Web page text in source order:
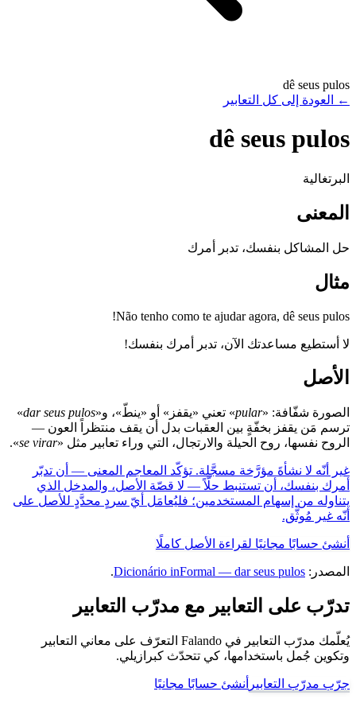
dê seus pulos
←
العودة إلى كل التعابير
dê seus pulos
البرتغالية
المعنى
حل المشاكل بنفسك، تدبر أمرك
مثال
Não tenho como te ajudar agora, dê seus pulos!
لا أستطيع مساعدتك الآن، تدبر أمرك بنفسك!
الأصل
الصورة شفّافة: «pular» تعني «يقفز» أو «ينطّ»، و«dar seus pulos
»
ترسم مَن يقفز بخفّةٍ بين العقبات بدل أن يقف منتظراً العون —
الروح نفسها، روح الحيلة والارتجال، التي وراء تعابير مثل «se virar
».
غير أنّه لا نشأةَ مؤرَّخة مسجَّلة. تؤكّد المعاجم المعنى — أن تدبّر
أمرك بنفسك، أن تستنبط حلّاً — لا قصّة الأصل، والمدخل الذي
يتناوله من إسهام المستخدمين؛ فليُعامَل أيّ سردٍ محدَّدٍ للأصل على
أنّه غير مُوثَّق.
أنشئ حسابًا مجانيًا لقراءة الأصل كاملًا
المصدر: Dicionário inFormal — dar seus pulos
.
تدرّب على التعابير مع مدرّب التعابير
يُعلّمك مدرّب التعابير في Falando التعرّف على معاني التعابير
وتكوين جُمل باستخدامها، كي تتحدّث كبرازيلي.
جرّب مدرّب التعابير أنشئ حسابًا مجانيًا